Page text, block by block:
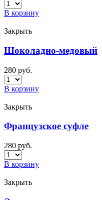
В корзину
Закрыть
Шоколадно-медовый
280 руб.
В корзину
Закрыть
Французское суфле
280 руб.
В корзину
Закрыть